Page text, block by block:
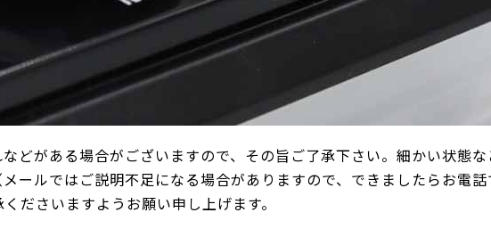
どがある場合がございますので、その旨ご了承下さい。細かい状態
ールではご説明不足になる場合がありますので、できましたらお電
ださいますようお願い申し上げます。